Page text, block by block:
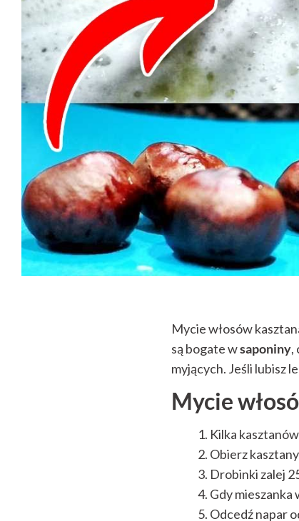
Mycie włosów
są bogate wsaponiny,
myjących. Jeśli lubisz
Mycie
Kilka
Obierz
Drobinki zalej
Gdy mieszanka
Odcedź napar